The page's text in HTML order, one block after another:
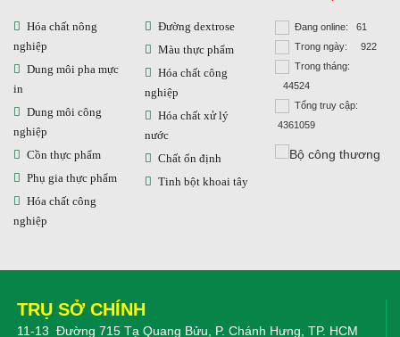
Hóa chất nông
nghiệp
Dung môi pha mực
in
Dung môi công
nghiệp
Cồn thực phẩm
Phụ gia thực phẩm
Hóa chất công
nghiệp
Đường dextrose
Màu thực phẩm
Hóa chất công
nghiệp
Hóa chất xử lý
nước
Chất ổn định
Tinh bột khoai tây
Đang online: 61
Trong ngày: 922
Trong tháng:
44524
Tổng truy cập:
4361059
TRỤ SỞ CHÍNH
11-13 Đường 715 Tạ Quang Bửu, P. Chánh Hưng, TP. HCM